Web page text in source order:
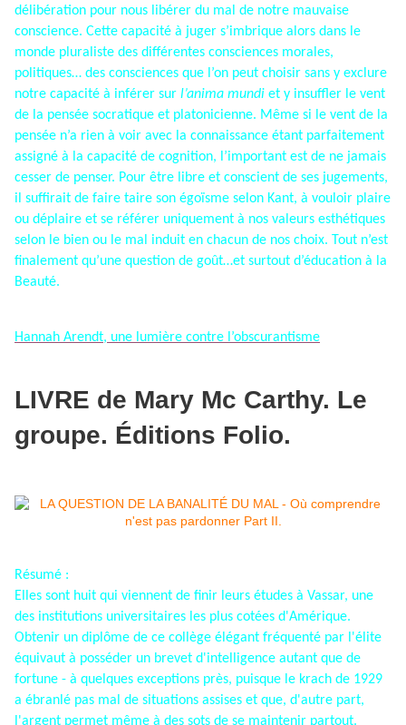
délibération pour nous libérer du mal de notre mauvaise
conscience. Cette capacité à juger s’imbrique alors dans le
monde pluraliste des différentes consciences morales,
politiques… des consciences que l’on peut choisir sans y exclure
notre capacité à inférer sur l’anima mundi et y insuffler le vent
de la pensée socratique et platonicienne. Même si le vent de la
pensée n’a rien à voir avec la connaissance étant parfaitement
assigné à la capacité de cognition, l’important est de ne jamais
cesser de penser. Pour être libre et conscient de ses jugements,
il suffirait de faire taire son égoïsme selon Kant, à vouloir plaire
ou déplaire et se référer uniquement à nos valeurs esthétiques
selon le bien ou le mal induit en chacun de nos choix. Tout n’est
finalement qu’une question de goût…et surtout d’éducation à la
Beauté.
Hannah Arendt, une lumière contre l’obscurantisme
LIVRE de Mary Mc Carthy. Le
groupe. Éditions Folio.
Résumé :
Elles sont huit qui viennent de finir leurs études à Vassar, une
des institutions universitaires les plus cotées d'Amérique.
Obtenir un diplôme de ce collège élégant fréquenté par l'élite
équivaut à posséder un brevet d'intelligence autant que de
fortune - à quelques exceptions près, puisque le krach de 1929
a ébranlé pas mal de situations assises et que, d'autre part,
l'argent permet même à des sots de se maintenir partout.